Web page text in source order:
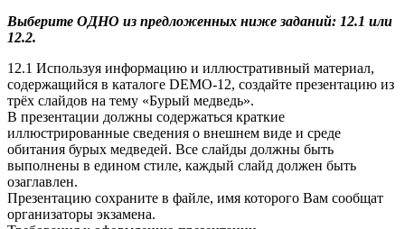
Выберите ОДНО из предложенных ниже заданий: 12.1 или
12.2.
12.1 Используя информацию и иллюстративный материал,
содержащийся в каталоге DEMO-12, создайте презентацию из
трёх слайдов на тему «Бурый медведь».
В презентации должны содержаться краткие
иллюстрированные сведения о внешнем виде и среде
обитания бурых медведей. Все слайды должны быть
выполнены в едином стиле, каждый слайд должен быть
озаглавлен.
Презентацию сохраните в файле, имя которого Вам сообщат
организаторы экзамена.